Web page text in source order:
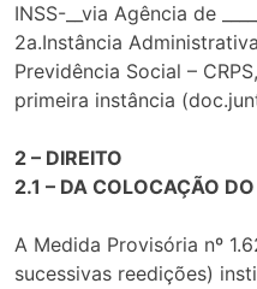
INSS-__via Agência de
2a.Instância
Previdência Social –
primeira instância
2 – DIREITO
2.1 – DA COLOCAÇÃO
A Medida Provisória nº
sucessivas reedições)